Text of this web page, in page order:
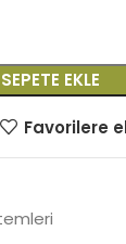
SEPETE EKLE
Favorilere